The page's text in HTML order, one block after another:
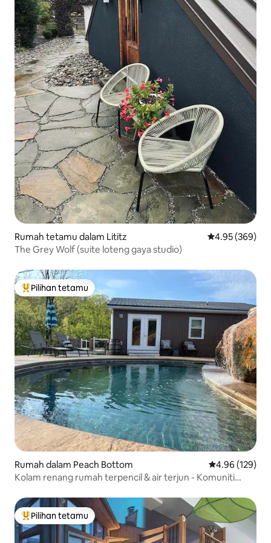
Rumah tetamu dalam Lititz Penarafan
4.95 (369)
The Grey Wolf (suite loteng gaya studio)
Pilihan utama tetamu
Pilihan tetamu
Rumah dalam Peach Bottom Penarafan
4.96 (129)
Kolam renang rumah terpencil & air terjun - Komuniti
Pilihan utama tetamu
Pilihan tetamu